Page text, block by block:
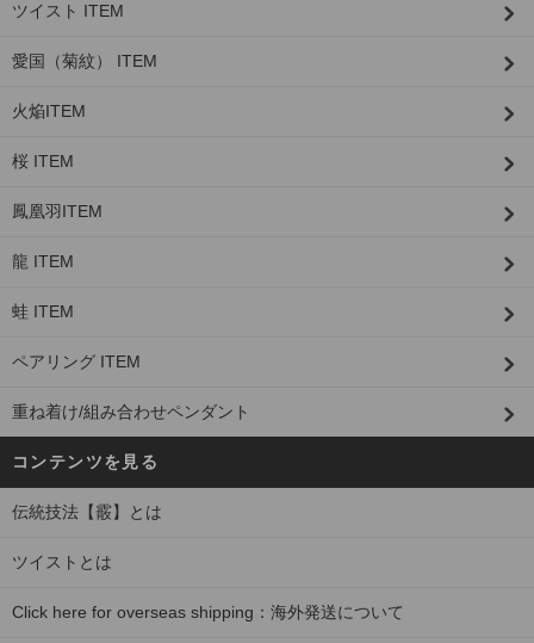
ツイスト ITEM
愛国（菊紋） ITEM
火焔ITEM
桜 ITEM
鳳凰羽ITEM
龍 ITEM
蛙 ITEM
ペアリング ITEM
重ね着け/組み合わせペンダント
コンテンツを見る
伝統技法【霰】とは
ツイストとは
Click here for overseas shipping：海外発送について